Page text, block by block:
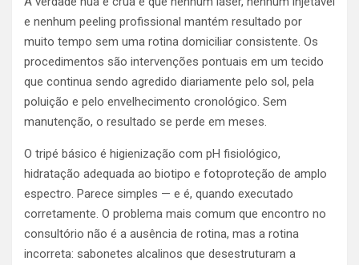
e nenhum peeling profissional mantém resultado por
muito tempo sem uma rotina domiciliar consistente. Os
procedimentos são intervenções pontuais em um tecido
que continua sendo agredido diariamente pelo sol, pela
poluição e pelo envelhecimento cronológico. Sem
manutenção, o resultado se perde em meses.
O tripé básico é higienização com pH fisiológico,
hidratação adequada ao biotipo e fotoproteção de amplo
espectro. Parece simples — e é, quando executado
corretamente. O problema mais comum que encontro no
consultório não é a ausência de rotina, mas a rotina
incorreta: sabonetes alcalinos que desestruturam a